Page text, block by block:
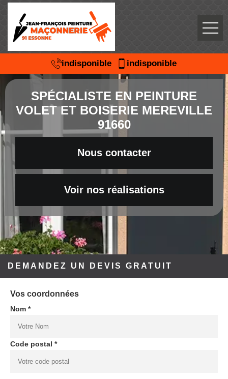
indisponible indisponible
SPÉCIALISTE EN PEINTURE
VOLET ET BOISERIE MEREVILLE
91660
Nous contacter
Voir nos réalisations
DEMANDEZ UN DEVIS GRATUIT
Vos coordonnées
Nom *
Code postal *